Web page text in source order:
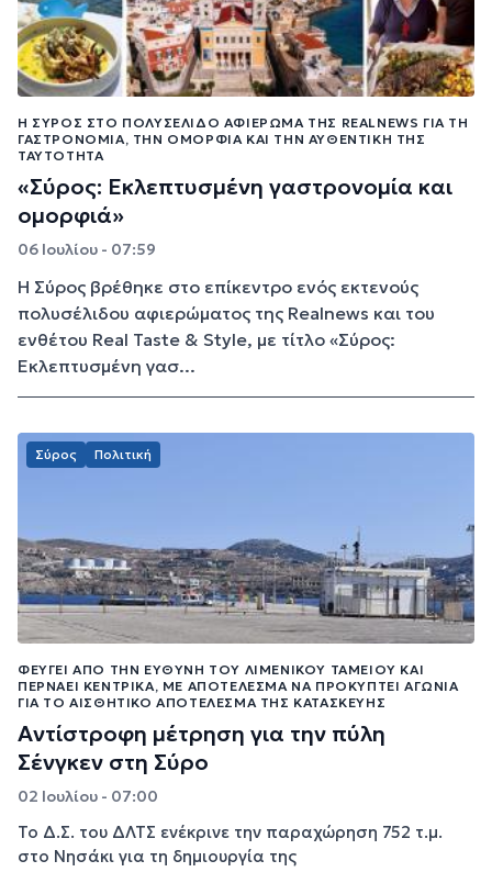
Η ΣΎΡΟΣ ΣΤΟ ΠΟΛΥΣΈΛΙΔΟ ΑΦΙΈΡΩΜΑ ΤΗΣ REALNEWS ΓΙΑ ΤΗ
ΓΑΣΤΡΟΝΟΜΊΑ, ΤΗΝ ΟΜΟΡΦΙΆ ΚΑΙ ΤΗΝ ΑΥΘΕΝΤΙΚΉ ΤΗΣ
ΤΑΥΤΌΤΗΤΑ
«Σύρος: Εκλεπτυσμένη γαστρονομία και
ομορφιά»
06 Ιουλίου - 07:59
Η Σύρος βρέθηκε στο επίκεντρο ενός εκτενούς
πολυσέλιδου αφιερώματος της Realnews και του
ενθέτου Real Taste & Style, με τίτλο «Σύρος:
Εκλεπτυσμένη γασ...
Σύρος Πολιτική
ΦΕΎΓΕΙ ΑΠΌ ΤΗΝ ΕΥΘΎΝΗ ΤΟΥ ΛΙΜΕΝΙΚΟΎ ΤΑΜΕΊΟΥ ΚΑΙ
ΠΕΡΝΆΕΙ ΚΕΝΤΡΙΚΆ, ΜΕ ΑΠΟΤΈΛΕΣΜΑ ΝΑ ΠΡΟΚΎΠΤΕΙ ΑΓΩΝΊΑ
ΓΙΑ ΤΟ ΑΙΣΘΗΤΙΚΌ ΑΠΟΤΈΛΕΣΜΑ ΤΗΣ ΚΑΤΑΣΚΕΥΉΣ
Αντίστροφη μέτρηση για την πύλη
Σένγκεν στη Σύρο
02 Ιουλίου - 07:00
Το Δ.Σ. του ΔΛΤΣ ενέκρινε την παραχώρηση 752 τ.μ.
στο Νησάκι για τη δημιουργία της